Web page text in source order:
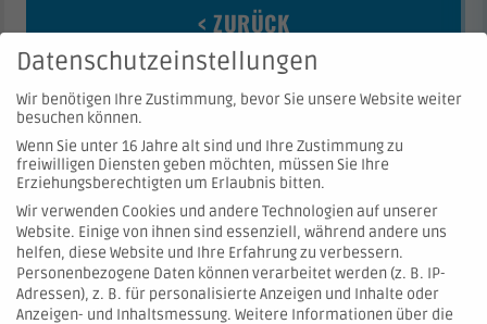
< ZURÜCK
© 2026 Hartmann Valves GmbH
Kontakt
Datenschutzeinstellungen
Wir benötigen Ihre Zustimmung, bevor Sie unsere Website weiter
besuchen können.
Wenn Sie unter 16 Jahre alt sind und Ihre Zustimmung zu
freiwilligen Diensten geben möchten, müssen Sie Ihre
Erziehungsberechtigten um Erlaubnis bitten.
Wir verwenden Cookies und andere Technologien auf unserer
Website. Einige von ihnen sind essenziell, während andere uns
helfen, diese Website und Ihre Erfahrung zu verbessern.
Personenbezogene Daten können verarbeitet werden (z. B. IP-
Adressen), z. B. für personalisierte Anzeigen und Inhalte oder
Anzeigen- und Inhaltsmessung. Weitere Informationen über die